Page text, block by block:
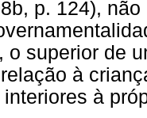
p. 124),
o superior de
à
à